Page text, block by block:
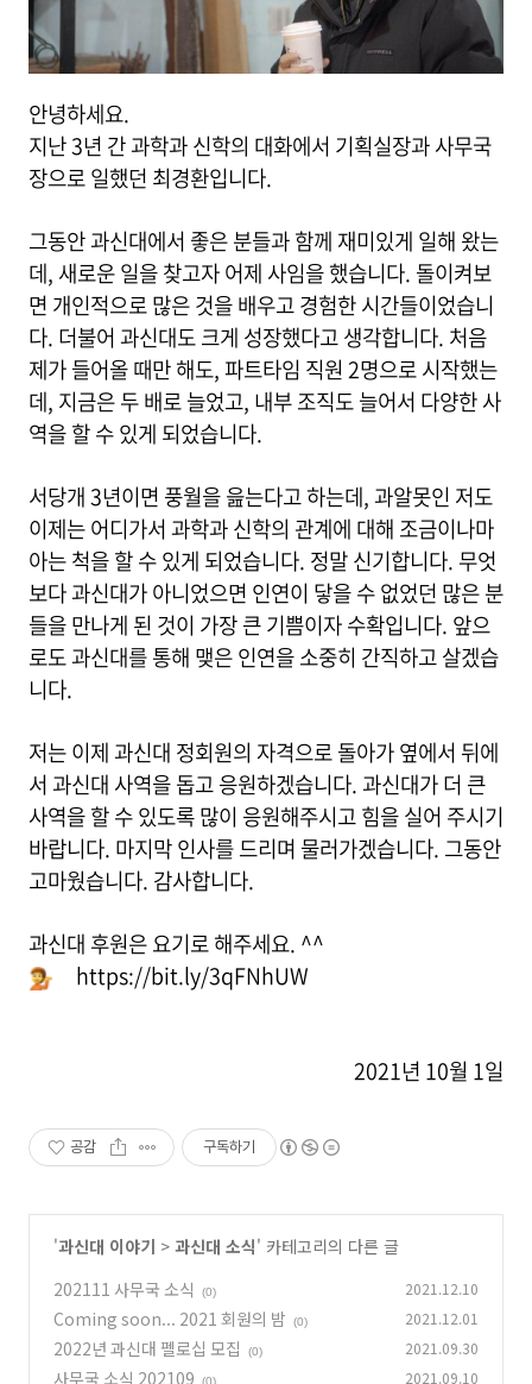
안녕하세요.
지난 3년 간 과학과 신학의 대화에서 기획실장과 사무국
장으로 일했던 최경환입니다.
그동안 과신대에서 좋은 분들과 함께 재미있게 일해 왔는
데, 새로운 일을 찾고자 어제 사임을 했습니다. 돌이켜보
면 개인적으로 많은 것을 배우고 경험한 시간들이었습니
다. 더불어 과신대도 크게 성장했다고 생각합니다. 처음
제가 들어올 때만 해도, 파트타임 직원 2명으로 시작했는
데, 지금은 두 배로 늘었고, 내부 조직도 늘어서 다양한 사
역을 할 수 있게 되었습니다.
서당개 3년이면 풍월을 읊는다고 하는데, 과알못인 저도
이제는 어디가서 과학과 신학의 관계에 대해 조금이나마
아는 척을 할 수 있게 되었습니다. 정말 신기합니다. 무엇
보다 과신대가 아니었으면 인연이 닿을 수 없었던 많은 분
들을 만나게 된 것이 가장 큰 기쁨이자 수확입니다. 앞으
로도 과신대를 통해 맺은 인연을 소중히 간직하고 살겠습
니다.
저는 이제 과신대 정회원의 자격으로 돌아가 옆에서 뒤에
서 과신대 사역을 돕고 응원하겠습니다. 과신대가 더 큰
사역을 할 수 있도록 많이 응원해주시고 힘을 실어 주시기
바랍니다. 마지막 인사를 드리며 물러가겠습니다. 그동안
고마웠습니다. 감사합니다.
과신대 후원은 요기로 해주세요. ^^
https://bit.ly/3qFNhUW
2021년 10월 1일
공감 구독하기
'과신대 이야기 > 과신대 소식' 카테고리의 다른 글
202111 사무국 소식
(0) 2021.12.10
Coming soon... 2021 회원의 밤 (0) 2021.12.01
2022년 과신대 펠로십 모집 (0) 2021.09.30
사무국 소식 202109 (0) 2021.09.10